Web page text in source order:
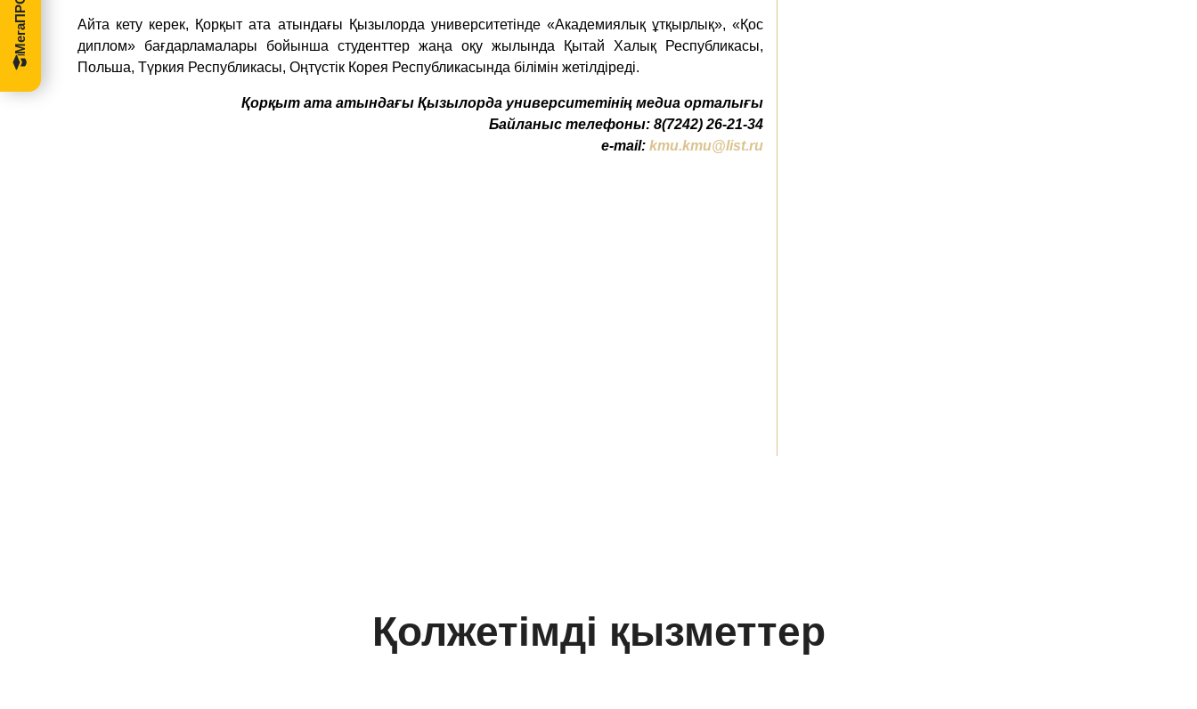
Айта кету керек, Қорқыт ата атындағы Қызылорда университетінде «Академиялық ұтқырлық», «Қос
диплом» бағдарламалары бойынша студенттер жаңа оқу жылында Қытай Халық Республикасы,
Польша, Түркия Республикасы, Оңтүстік Корея Республикасында білімін жетілдіреді.
Қорқыт ата атындағы Қызылорда университетінің медиа орталығы
Байланыс телефоны: 8(7242) 26-21-34
e-mail: kmu.kmu@list.ru
Қолжетімді қызметтер